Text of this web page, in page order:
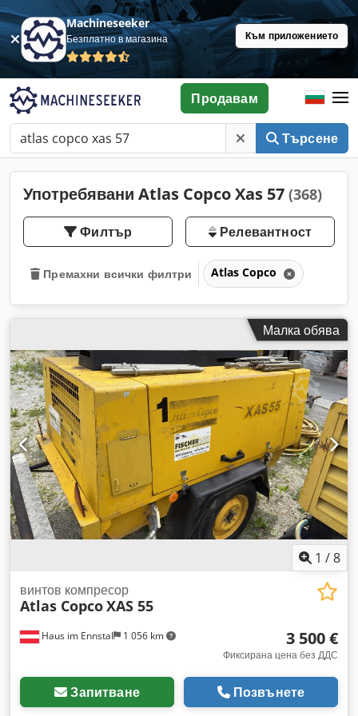
Machineseeker
Безплатно в магазина Към приложението
Търсене
Продавам
Употребявани Atlas Copco Xas 57 (368)
Филтър Релевантност
Премахни всички филтри Atlas Copco
Малка обява
1 /8
Haus im Ennstal 1 056 km
винтов компресор
Atlas CopcoXAS 55
3 500 €
Фиксирана цена без ДДС
Запитване Позвънете